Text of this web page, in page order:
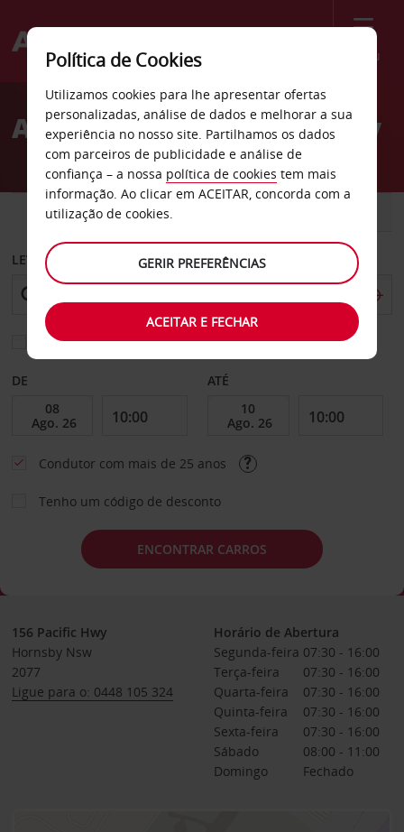
Menu
Welcome
AvisAluguer de carros Hornsby
CARRO
LEVANTAR EM
Escolher uma estação de devolução diferente
DE ATÉ
Condutor com mais de 25 anos
Tenho um código de desconto
ENCONTRAR CARROS
156 Pacific Hwy
Hornsby Nsw
2077
Ligue para o: 0448 105 324
Horário de Abertura
Segunda-feira 07:30 - 16:00
Terça-feira
07:30 - 16:00
Quarta-feira
07:30 - 16:00
Quinta-feira
07:30 - 16:00
Sexta-feira
07:30 - 16:00
Sábado
08:00 - 11:00
Domingo
Fechado
Política de Cookies
Utilizamos cookies para lhe apresentar ofertas
personalizadas, análise de dados e melhorar a sua
experiência no nosso site. Partilhamos os dados
com parceiros de publicidade e análise de
confiança – a nossa política de cookies tem mais
informação. Ao clicar em ACEITAR, concorda com a
utilização de cookies.
GERIR PREFERÊNCIAS
ACEITAR E FECHAR